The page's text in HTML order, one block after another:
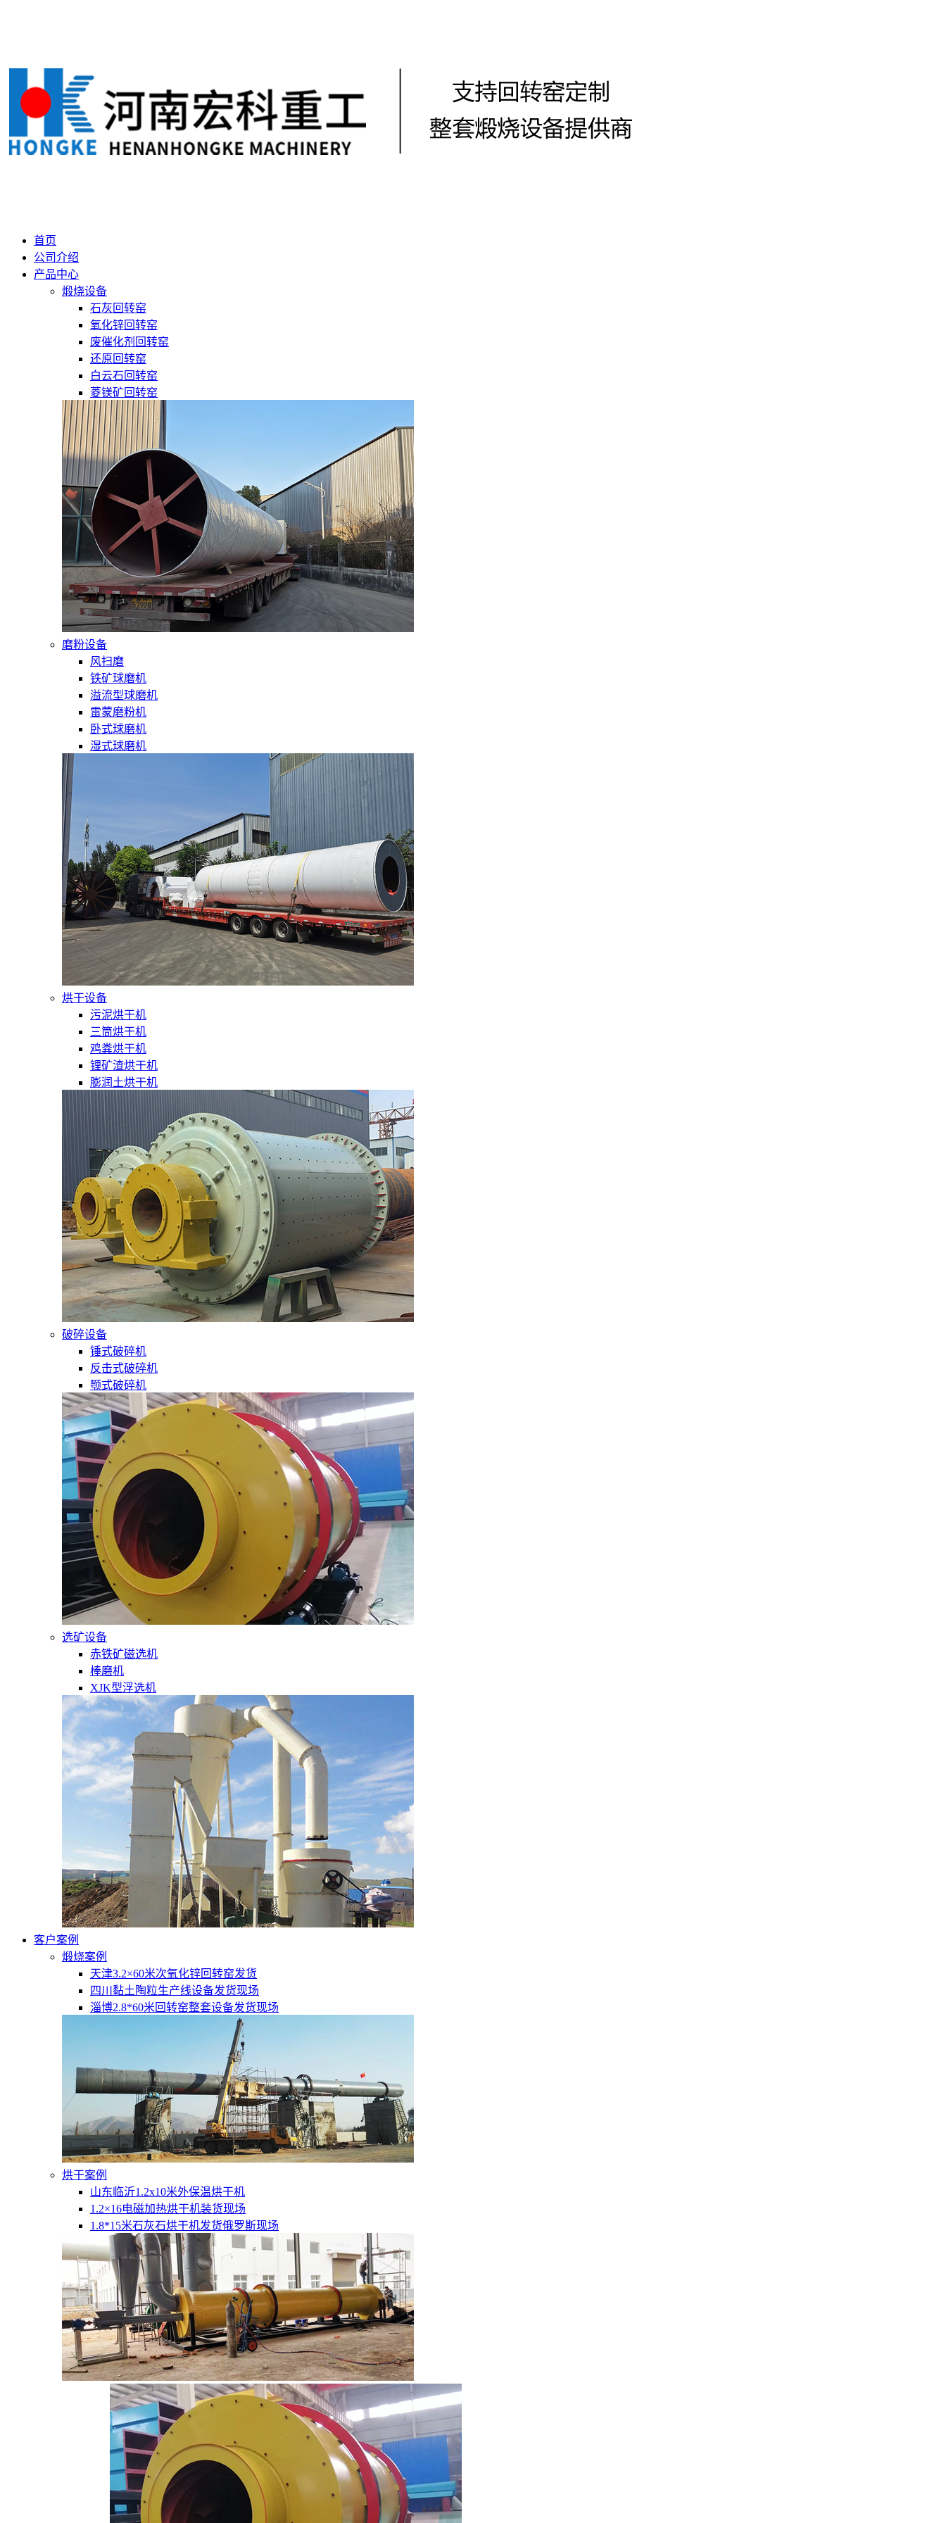
首页
公司介绍
产品中心
煅烧设备
石灰回转窑
氧化锌回转窑
废催化剂回转窑
还原回转窑
白云石回转窑
菱镁矿回转窑
磨粉设备
风扫磨
铁矿球磨机
溢流型球磨机
雷蒙磨粉机
卧式球磨机
湿式球磨机
烘干设备
污泥烘干机
三筒烘干机
鸡粪烘干机
锂矿渣烘干机
膨润土烘干机
破碎设备
锤式破碎机
反击式破碎机
颚式破碎机
选矿设备
赤铁矿磁选机
棒磨机
XJK型浮选机
客户案例
煅烧案例
天津3.2×60米次氧化锌回转窑发货
四川黏土陶粒生产线设备发货现场
淄博2.8*60米回转窑整套设备发货现场
烘干案例
山东临沂1.2x10米外保温烘干机
1.2×16电磁加热烘干机装货现场
1.8*15米石灰石烘干机发货俄罗斯现场